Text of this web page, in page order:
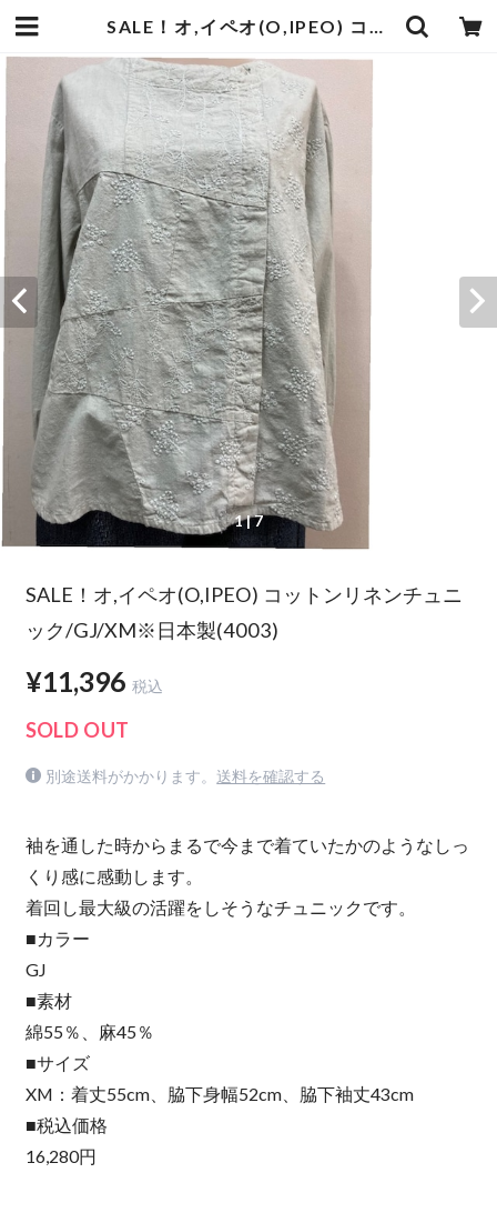
SALE！オ,イペオ(O,IPEO) コットンリネンチュニック/GJ/XM※日本製(4003) | Champ
1| 7
SALE！オ,イペオ(O,IPEO) コットンリネンチュニ
ック/GJ/XM※日本製(4003)
¥11,396 税込
SOLD OUT
別途送料がかかります。 送料を確認する
袖を通した時からまるで今まで着ていたかのようなしっ
くり感に感動します。
着回し最大級の活躍をしそうなチュニックです。
■カラー
GJ
■素材
綿55％、麻45％
■サイズ
XM：着丈55cm、脇下身幅52cm、脇下袖丈43cm
■税込価格
16,280円